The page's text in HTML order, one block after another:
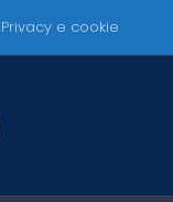
Privacy e cookie